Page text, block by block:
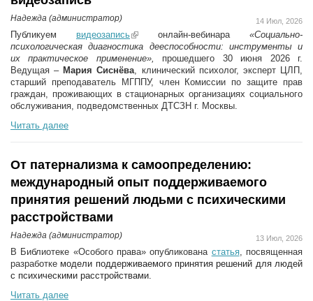
14 Июл, 2026
Надежда (администратор)
Публикуем видеозапись(link is external)
онлайн-вебинара «Социально-
психологическая диагностика дееспособности: инструменты и
их практическое применение», прошедшего 30 июня 2026 г.
Ведущая – Мария Сиснёва , клинический психолог, эксперт ЦЛП,
старший преподаватель МГППУ, член Комиссии по защите прав
граждан, проживающих в стационарных организациях социального
обслуживания, подведомственных ДТСЗН г. Москвы.
Читать далее
От патернализма к самоопределению:
международный опыт поддерживаемого
принятия решений людьми с психическими
расстройствами
13 Июл, 2026
Надежда (администратор)
В Библиотеке «Особого права» опубликована статья, посвященная
разработке модели поддерживаемого принятия решений для людей
с психическими расстройствами.
Читать далее